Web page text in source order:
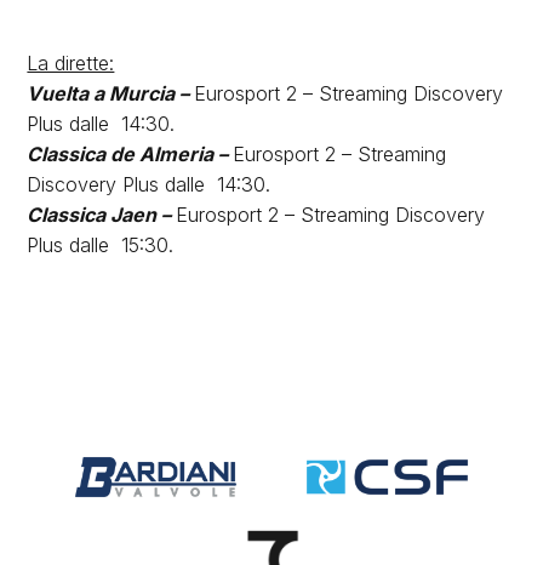
La dirette:
Vuelta a Murcia –Eurosport 2 – Streaming Discovery
Plus dalle 14:30.
Classica de Almeria –Eurosport 2 – Streaming
Discovery Plus dalle 14:30.
Classica Jaen –Eurosport 2 – Streaming Discovery
Plus dalle 15:30.